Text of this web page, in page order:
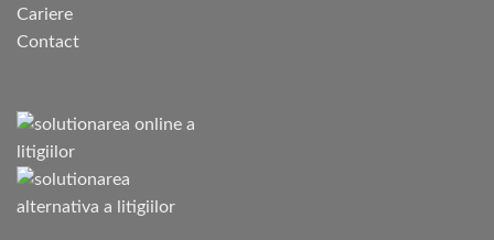
Cariere
Contact